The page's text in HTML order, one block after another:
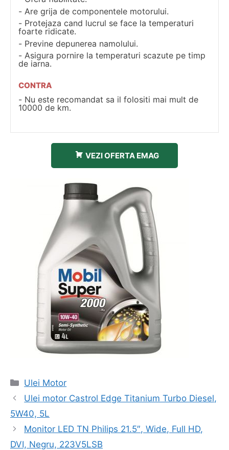
Are grija de componentele motorului.
Protejaza cand lucrul se face la temperaturi
foarte ridicate.
Previne depunerea namolului.
Asigura pornire la temperaturi scazute pe timp
de iarna.
CONTRA
Nu este recomandat sa il folositi mai mult de
10000 de km.
VEZI OFERTA EMAG
Categorii
Ulei Motor
Navigare
în
Ulei motor Castrol Edge Titanium Turbo Diesel,
5W40, 5L
Monitor LED TN Philips 21.5″, Wide, Full HD,
DVI, Negru, 223V5LSB